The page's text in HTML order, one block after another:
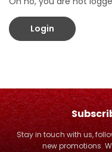
Login
Stay in touch with us,
new promotions.